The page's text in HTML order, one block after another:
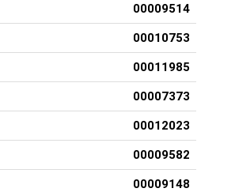
00009514
00010753
00011985
00007373
00012023
00009582
00009148